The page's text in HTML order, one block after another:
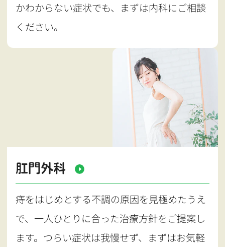
かわからない症状でも、まずは内科にご相談
ください。
肛門外科
痔をはじめとする不調の原因を見極めたうえ
で、一人ひとりに合った治療方針をご提案し
ます。つらい症状は我慢せず、まずはお気軽